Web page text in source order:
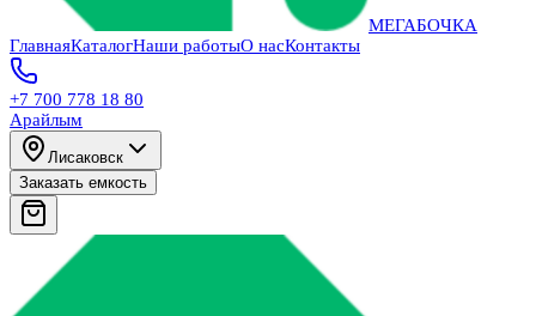
МЕГАБОЧКА
ГлавнаяКаталогНаши работыО насКонтакты
+7 700 778 18 80
Арайлым
Лисаковск
Заказать емкость